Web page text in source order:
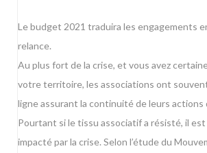
Le budget 2021 traduira les engagements
relance.
Au plus fort de la crise, et vous avez
votre territoire, les associations ont
ligne assurant la continuité de leurs actions
Pourtant si le tissu associatif a résisté, il
impacté par la crise. Selon l’étude du